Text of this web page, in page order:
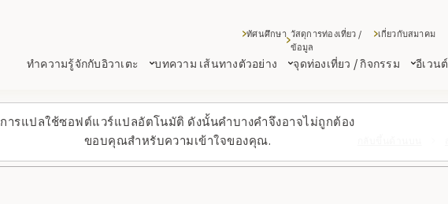
การแปลใช้ซอฟต์แวร์แปลอัตโนมัติ ดังนั้นคำบางคำจึงอาจไม่ถูกต้อง
ขอบคุณสำหรับความเข้าใจของคุณ.
ทำความรู้จักกับอิวาเตะ บทความ เส้นทางตัวอย่าง จุดท่องเที่ยว / กิจกรรม อีเวนต์
ทัศนศึกษา วัสดุการท่องเที่ยว /
ข้อมูล
เกี่ยวกับสมาคม